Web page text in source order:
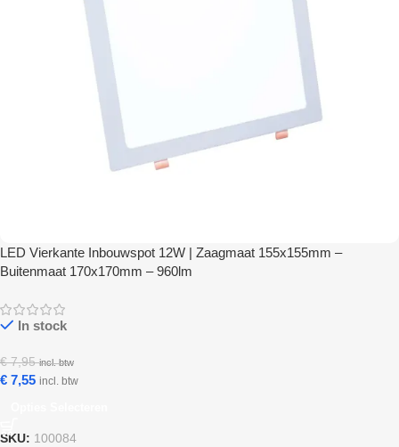
LED Vierkante Inbouwspot 12W | Zaagmaat 155x155mm –
Buitenmaat 170x170mm – 960lm
In stock
€7,95 incl. btw
€ 7,55 incl. btw
SKU: 100084